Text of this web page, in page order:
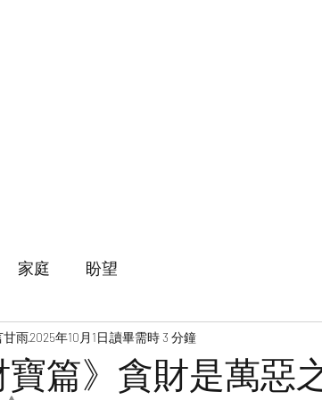
家庭 盼望
寶篇》貪財是萬惡
甘雨2025年10月1日讀畢需時 3 分鐘